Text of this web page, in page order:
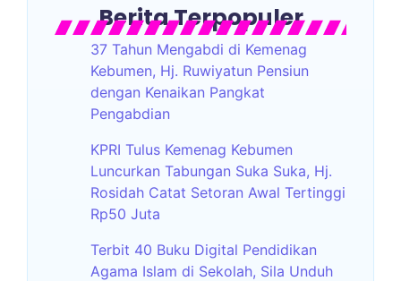
Berita Terpopuler
37 Tahun Mengabdi di Kemenag
Kebumen, Hj. Ruwiyatun Pensiun
dengan Kenaikan Pangkat
Pengabdian
KPRI Tulus Kemenag Kebumen
Luncurkan Tabungan Suka Suka, Hj.
Rosidah Catat Setoran Awal Tertinggi
Rp50 Juta
Terbit 40 Buku Digital Pendidikan
Agama Islam di Sekolah, Sila Unduh